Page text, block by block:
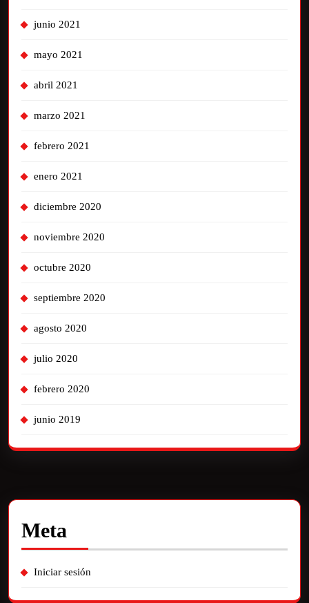
junio 2021
mayo 2021
abril 2021
marzo 2021
febrero 2021
enero 2021
diciembre 2020
noviembre 2020
octubre 2020
septiembre 2020
agosto 2020
julio 2020
febrero 2020
junio 2019
Meta
Iniciar sesión